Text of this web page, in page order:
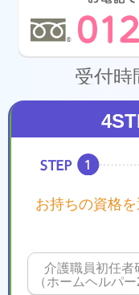
受付時
お持ちの資格
介護職員初任者
（ホームヘルパー